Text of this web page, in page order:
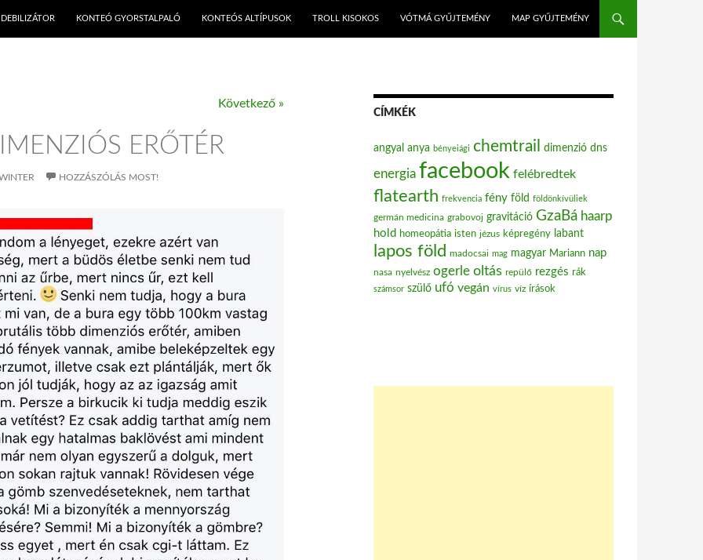
DEBILIZÁTOR
KONTEÓ GYORSTALPALÓ KONTEÓS ALTÍPUSOK TROLL KISOKOS VÓTMÁ GYŰJTEMÉNY MAP GYŰJTEMÉNY
Következő »
ERŐTÉR
HOZZÁSZÓLÁS MOST!
CÍMKÉK
angyal anya bényeiági chemtrail dimenzió dns
energia facebook felébredtek
flatearth frekvencia fény föld földönkívüliek
germán medicina grabovoj gravitáció GzaBá haarp
hold homeopátia isten jézus képregény labant
lapos föld madocsai mag magyar Mariann nap
nasa nyelvész ogerle oltás repülő rezgés rák
számsor szülő ufó vegán vírus víz írások